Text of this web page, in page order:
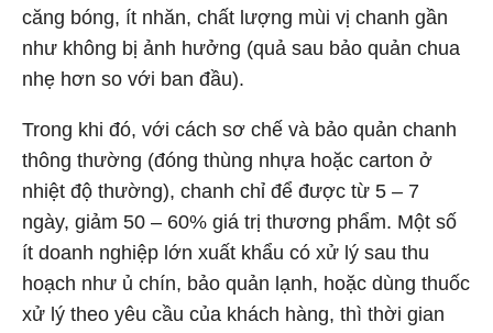
căng bóng, ít nhăn, chất lượng mùi vị chanh gần
như không bị ảnh hưởng (quả sau bảo quản chua
nhẹ hơn so với ban đầu).
Trong khi đó, với cách sơ chế và bảo quản chanh
thông thường (đóng thùng nhựa hoặc carton ở
nhiệt độ thường), chanh chỉ để được từ 5 – 7
ngày, giảm 50 – 60% giá trị thương phẩm. Một số
ít doanh nghiệp lớn xuất khẩu có xử lý sau thu
hoạch như ủ chín, bảo quản lạnh, hoặc dùng thuốc
xử lý theo yêu cầu của khách hàng, thì thời gian